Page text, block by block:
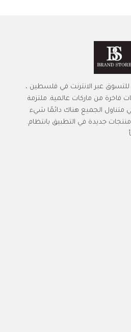
للتسوق عبر الانترنت في فلسطين ،
فاخرة من ماركات عالمية. ملتزمة
متناول الجميع هناك دائمًا شيء
جديدة في التطبيق بانتظام.